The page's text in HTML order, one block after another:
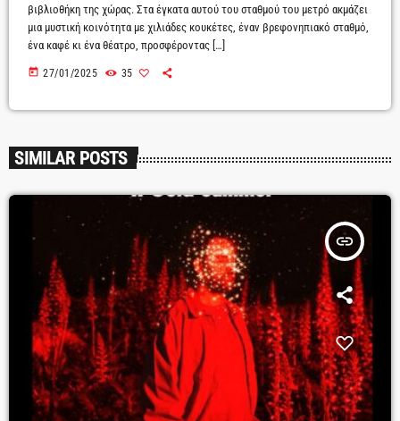
βιβλιοθήκη της χώρας. Στα έγκατα αυτού του σταθμού του μετρό ακμάζει
μια μυστική κοινότητα με χιλιάδες κουκέτες, έναν βρεφονηπιακό σταθμό,
ένα καφέ κι ένα θέατρο, προσφέροντας […]
today 27/01/2025 35
SIMILAR POSTS
insert_link